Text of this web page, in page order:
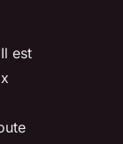
est